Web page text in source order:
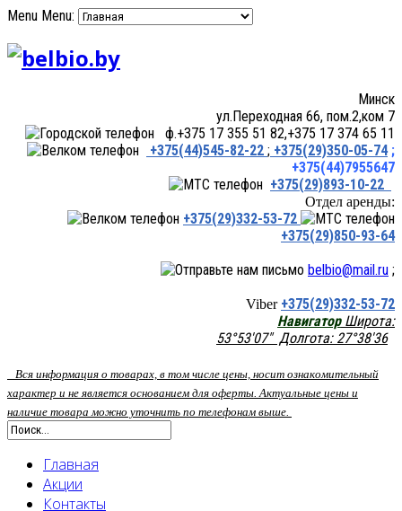
Menu Menu:
Минск
ул.Переходная 66, пом.2,ком 7
ф.+375 17 355 51 82,+375 17 374 65 11
+375(44)545-82-22 ; +375(29)350-05-74 ;
+375(44)7955647
+375(29)893-10-22
Отдел аренды:
+375(29)332-53-72
+375(29)850-93-64
belbio@mail.ru ;
Viber +375(29)332-53-72
НавигаторШирота:
53°53'07" Долгота: 27°38'36
Вся информация о товарах, в том числе цены, носит ознакомительный
характер и не является основанием для оферты. Актуальные цены и
наличие товара можно уточнить по телефонам выше.
Главная
Акции
Контакты